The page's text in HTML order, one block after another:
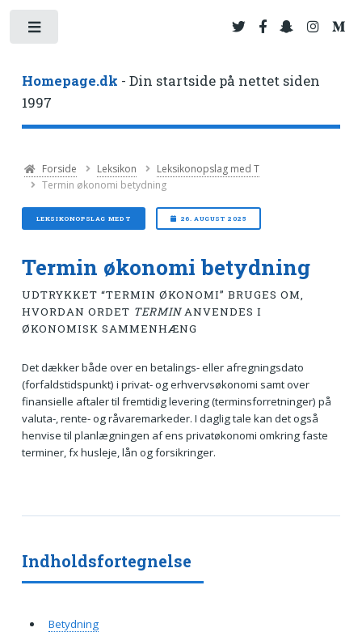
Homepage.dk - Din startside på nettet siden
1997
Forside Leksikon
Leksikonopslag med T
Termin økonomi betydning
LEKSIKONOPSLAG MED T 26. AUGUST 2025
Termin økonomi betydning
UDTRYKKET “TERMIN ØKONOMI” BRUGES OM,
HVORDAN ORDET TERMINANVENDES I
ØKONOMISK SAMMENHÆNG
Det dækker både over en betalings- eller afregningsdato
(forfaldstidspunkt) i privat- og erhvervsøkonomi samt over
finansielle aftaler til fremtidig levering (terminsforretninger) på
valuta-, rente- og råvaremarkeder. I daglig tale kan det også
henvise til planlægningen af ens privatøkonomi omkring faste
terminer, fx husleje, lån og forsikringer.
Indholdsfortegnelse
Betydning